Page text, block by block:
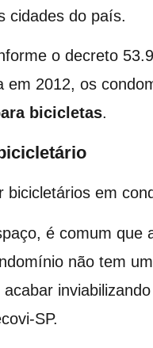
cidades do país.
o decreto
em 2012, os
bicicletas.
bicicletários em
é comum que
não tem
SP.